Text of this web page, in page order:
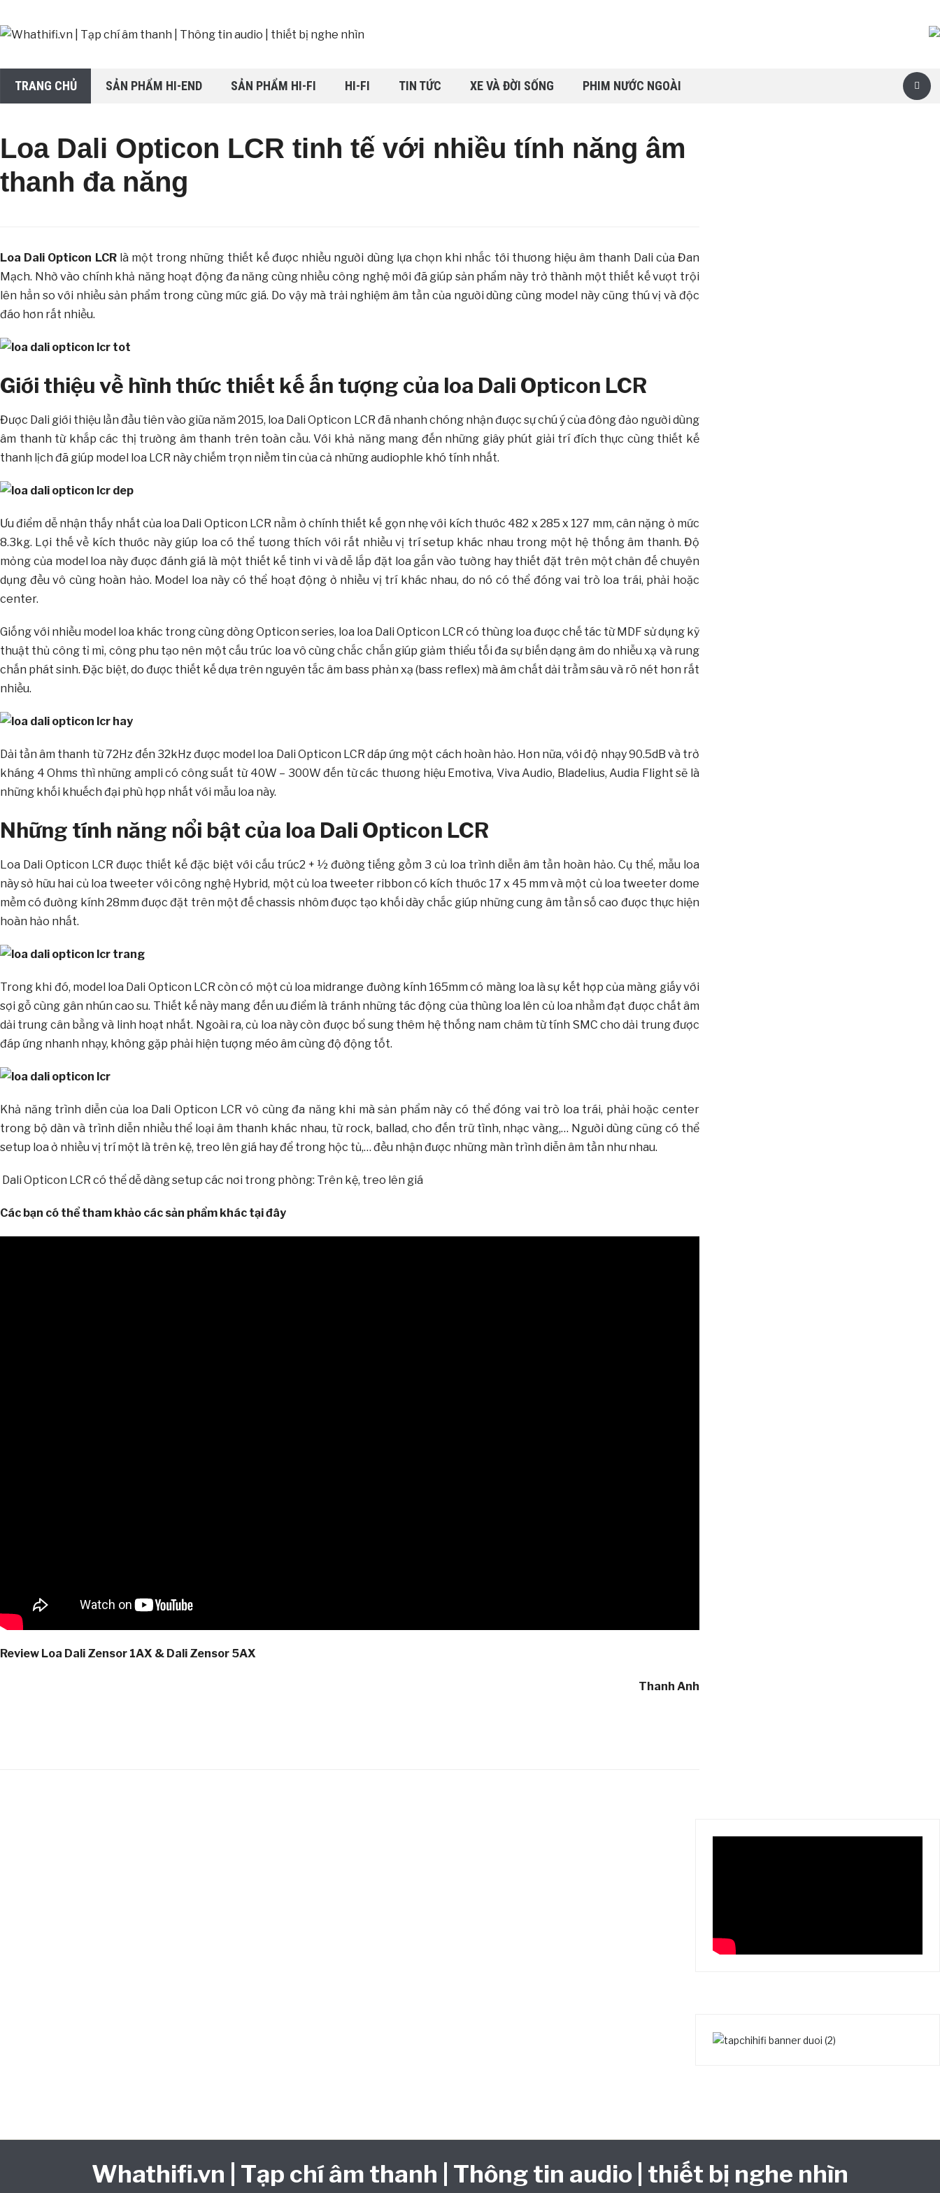
TRANG CHỦ SẢN PHẨM HI-END SẢN PHẨM HI-FI HI-FI TIN TỨC XE VÀ ĐỜI SỐNG PHIM NƯỚC NGOÀI
Loa Dali Opticon LCR tinh tế với nhiều tính năng âm
thanh đa năng
Loa Dali Opticon LCRlà một trong những thiết kế được nhiều người dùng lựa chọn khi nhắc tới thương hiệu âm thanh Dali của Đan
Mạch. Nhờ vào chính khả năng hoạt động đa năng cùng nhiều công nghệ mới đã giúp sản phẩm này trở thành một thiết kế vượt trội
lên hẳn so với nhiều sản phẩm trong cùng mức giá. Do vậy mà trải nghiệm âm tần của người dùng cùng model này cũng thú vị và độc
đáo hơn rất nhiều.
Giới thiệu về hình thức thiết kế ấn tượng của loa Dali Opticon LCR
Được Dali giới thiệu lần đầu tiên vào giữa năm 2015, loa Dali Opticon LCR đã nhanh chóng nhận được sự chú ý của đông đảo người dùng
âm thanh từ khắp các thị trường âm thanh trên toàn cầu. Với khả năng mang đến những giây phút giải trí đích thực cùng thiết kế
thanh lịch đã giúp model loa LCR này chiếm trọn niềm tin của cả những audiophle khó tính nhất.
Ưu điểm dễ nhận thấy nhất của loa Dali Opticon LCR nằm ở chính thiết kế gọn nhẹ với kích thước 482 x 285 x 127 mm, cân nặng ở mức
8.3kg. Lợi thế về kích thước này giúp loa có thể tương thích với rất nhiều vị trí setup khác nhau trong một hệ thống âm thanh. Độ
mỏng của model loa này được đánh giá là một thiết kế tinh vi và dễ lắp đặt loa gắn vào tường hay thiết đặt trên một chân đế chuyên
dụng đều vô cùng hoàn hảo. Model loa này có thể hoạt động ở nhiều vị trí khác nhau, do nó có thể đóng vai trò loa trái, phải hoặc
center.
Giống với nhiều model loa khác trong cùng dòng Opticon series, loa loa Dali Opticon LCR có thùng loa được chế tác từ MDF sử dụng kỹ
thuật thủ công tỉ mỉ, công phu tạo nên một cấu trúc loa vô cùng chắc chắn giúp giảm thiểu tối đa sự biến dạng âm do nhiễu xạ và rung
chấn phát sinh. Đặc biệt, do được thiết kế dựa trên nguyên tắc âm bass phản xạ (bass reflex) mà âm chất dải trầm sâu và rõ nét hơn rất
nhiều.
Dải tần âm thanh từ 72Hz đến 32kHz được model loa Dali Opticon LCR dáp ứng một cách hoàn hảo. Hơn nữa, với độ nhạy 90.5dB và trở
kháng 4 Ohms thì những ampli có công suất từ 40W – 300W đến từ các thương hiệu Emotiva, Viva Audio, Bladelius, Audia Flight sẽ là
những khối khuếch đại phù hợp nhất với mẫu loa này.
Những tính năng nổi bật của loa Dali Opticon LCR
Loa Dali Opticon LCR được thiết kế đặc biệt với cấu trúc2 + ½ đường tiếng gồm 3 củ loa trình diễn âm tần hoàn hảo. Cụ thể, mẫu loa
này sở hữu hai củ loa tweeter với công nghệ Hybrid, một củ loa tweeter ribbon có kích thước 17 x 45 mm và một củ loa tweeter dome
mềm có đường kính 28mm được đặt trên một đế chassis nhôm được tạo khối dày chắc giúp những cung âm tần số cao được thực hiện
hoàn hảo nhất.
Trong khi đó, model loa Dali Opticon LCR còn có một củ loa midrange đường kính 165mm có màng loa là sự kết hợp của màng giấy với
sợi gỗ cùng gân nhún cao su. Thiết kế này mang đến ưu điểm là tránh những tác động của thùng loa lên củ loa nhằm đạt được chất âm
dải trung cân bằng và linh hoạt nhất. Ngoài ra, củ loa này còn được bổ sung thêm hệ thống nam châm từ tính SMC cho dải trung được
đáp ứng nhanh nhạy, không gặp phải hiện tượng méo âm cùng độ động tốt.
Khả năng trình diễn của loa Dali Opticon LCR vô cùng đa năng khi mà sản phẩm này có thể đóng vai trò loa trái, phải hoặc center
trong bộ dàn và trình diễn nhiều thể loại âm thanh khác nhau, từ rock, ballad, cho đến trữ tình, nhạc vàng,… Người dùng cũng có thể
setup loa ở nhiều vị trí một là trên kệ, treo lên giá hay để trong hộc tủ,… đều nhận được những màn trình diễn âm tần như nhau.
Dali Opticon LCR có thể dễ dàng setup các nơi trong phòng: Trên kệ, treo lên giá
Các bạn có thể tham khảo các sản phẩm khác tại đây
Review Loa Dali Zensor 1AX & Dali Zensor 5AX
Thanh Anh
Whathifi.vn | Tạp chí âm thanh | Thông tin audio | thiết bị nghe nhìn